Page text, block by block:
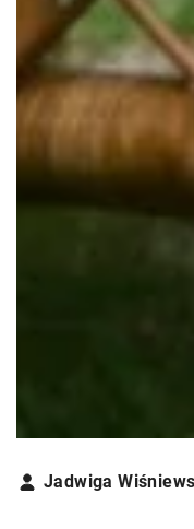
Jadwiga